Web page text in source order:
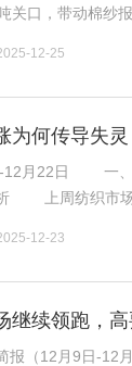
关口，带动棉纱
竞争格局生变
12-25
为何传导失
-12月22日 一
上周纺织市场
积，被迫缩减机
12-23
继续领跑，
加等原因，
报（12月9日-